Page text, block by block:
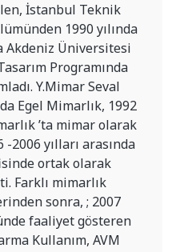
İstanbul Teknik
1990 yılında
Akdeniz Üniversitesi
Programında
Y.Mimar Seval
Egel Mimarlık, 1992
’ta mimar olarak
-2006 yılları arasında
ortak olarak
Farklı mimarlık
sonra, ; 2007
faaliyet gösteren
Kullanım, AVM